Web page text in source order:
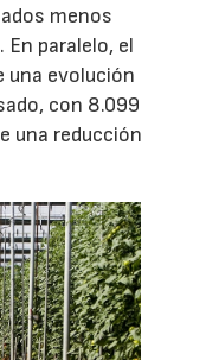
menos
En paralelo, el
una evolución
con 8.099
una reducción